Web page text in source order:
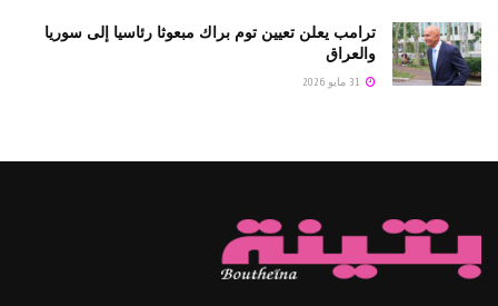
ترامب يعلن تعيين توم براك مبعوثا رئاسيا إلى سوريا
والعراق